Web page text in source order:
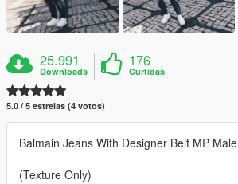
25.991
Downloads
176
Curtidas
5.0 / 5 estrelas (4 votos)
Balmain Jeans With Designer Belt MP Male
(Texture Only)